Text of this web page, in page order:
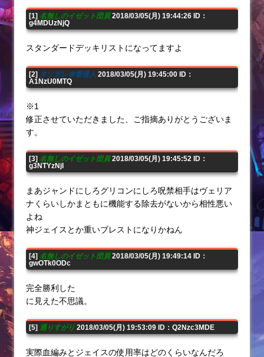
[1] 名無しのイゼット団員2018/03/05(月) 19:44:26 ID：
g4MDUzNjQ
スタンダードデッキリストになってますよ
[2] タソガレ＠管理人 2018/03/05(月) 19:45:00 ID：
A1NzU0MTQ
※1
修正させていただきました、ご指摘ありがとうございま
す。
[3] 名無しのイゼット団員2018/03/05(月) 19:45:52 ID：
g3NTYzNjI
まあジャンドにしろグリコンにしろ呪禁相手はヴェリア
ナくらいしかまともに機能する除去がないから相性悪い
よね
神ジェイスとか重いブレストになりかねん
[4] 名無しのイゼット団員2018/03/05(月) 19:49:14 ID：
gwOTk0ODc
完全勝利した
に見えた不思議。
[5] 通りすがり 2018/03/05(月) 19:53:09 ID：Q2Nzc3MDE
実際血編みとジェイスの使用率はどのくらいなんだろ